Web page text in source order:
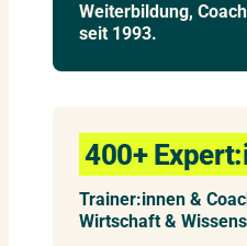
Weiterbildung,
seit 1993.
400+
Trainer:innen &
Wirtschaft &